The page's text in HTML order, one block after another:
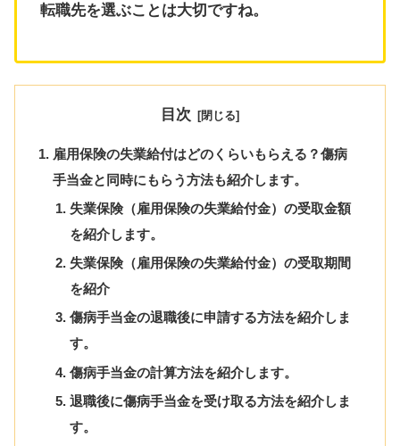
転職先を選ぶことは大切ですね。
目次
雇用保険の失業給付はどのくらいもらえる？傷病
手当金と同時にもらう方法も紹介します。
失業保険（雇用保険の失業給付金）の受取金額
を紹介します。
失業保険（雇用保険の失業給付金）の受取期間
を紹介
傷病手当金の退職後に申請する方法を紹介しま
す。
傷病手当金の計算方法を紹介します。
退職後に傷病手当金を受け取る方法を紹介しま
す。